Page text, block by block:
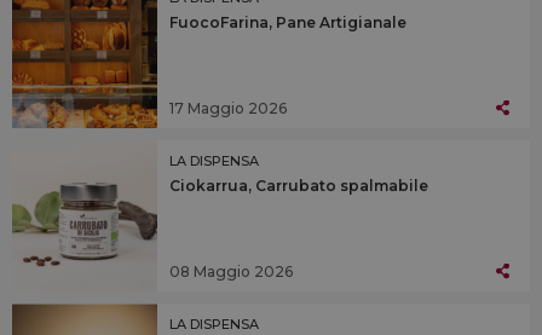
FuocoFarina, Pane Artigianale
17 Maggio 2026
LA DISPENSA
Ciokarrua, Carrubato spalmabile
08 Maggio 2026
LA DISPENSA